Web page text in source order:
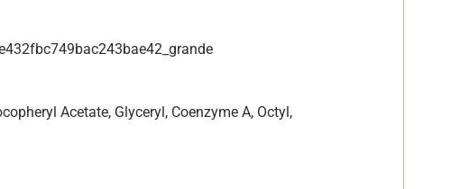
Acetate, Glyceryl, Coenzyme A, Octyl,